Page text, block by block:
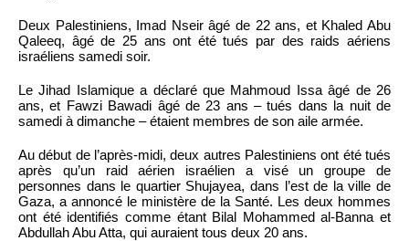
Deux Palestiniens, Imad Nseir âgé de 22 ans, et Khaled Abu
Qaleeq, âgé de 25 ans ont été tués par des raids aériens
israéliens samedi soir.
Le Jihad Islamique a déclaré que Mahmoud Issa âgé de 26
ans, et Fawzi Bawadi âgé de 23 ans – tués dans la nuit de
samedi à dimanche – étaient membres de son aile armée.
Au début de l’après-midi, deux autres Palestiniens ont été tués
après qu’un raid aérien israélien a visé un groupe de
personnes dans le quartier Shujayea, dans l’est de la ville de
Gaza, a annoncé le ministère de la Santé. Les deux hommes
ont été identifiés comme étant Bilal Mohammed al-Banna et
Abdullah Abu Atta, qui auraient tous deux 20 ans.